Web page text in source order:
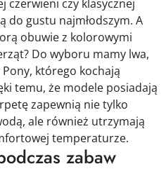
czerwieni czy klasycznej
do gustu najmłodszym. A
obuwie z kolorowymi
Do wyboru mamy lwa,
którego kochają
temu, że modele posiadają
zapewnią nie tylko
ale również utrzymają
temperaturze.
zabaw